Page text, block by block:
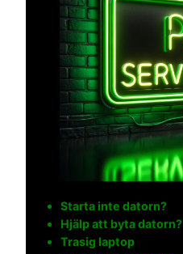
Starta inte datorn?
Hjälp att byta datorn?
Trasig laptop